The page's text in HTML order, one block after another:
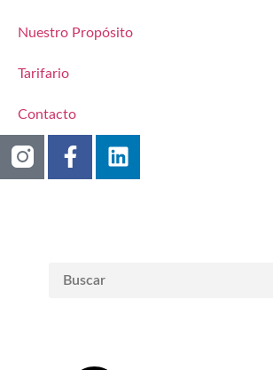
Nuestro Propósito
Tarifario
Contacto